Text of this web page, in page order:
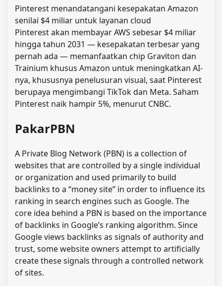
Pinterest menandatangani kesepakatan Amazon
senilai $4 miliar untuk layanan cloud
Pinterest akan membayar AWS sebesar $4 miliar
hingga tahun 2031 — kesepakatan terbesar yang
pernah ada — memanfaatkan chip Graviton dan
Trainium khusus Amazon untuk meningkatkan AI-
nya, khususnya penelusuran visual, saat Pinterest
berupaya mengimbangi TikTok dan Meta. Saham
Pinterest naik hampir 5%, menurut CNBC.
PakarPBN
A Private Blog Network (PBN) is a collection of
websites that are controlled by a single individual
or organization and used primarily to build
backlinks to a “money site” in order to influence its
ranking in search engines such as Google. The
core idea behind a PBN is based on the importance
of backlinks in Google’s ranking algorithm. Since
Google views backlinks as signals of authority and
trust, some website owners attempt to artificially
create these signals through a controlled network
of sites.